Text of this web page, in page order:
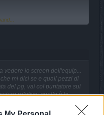
vedere lo screen dell'equip...
mi dici se e quali pezzi di
del pg, vai col puntatore sui
relativo: quella è la